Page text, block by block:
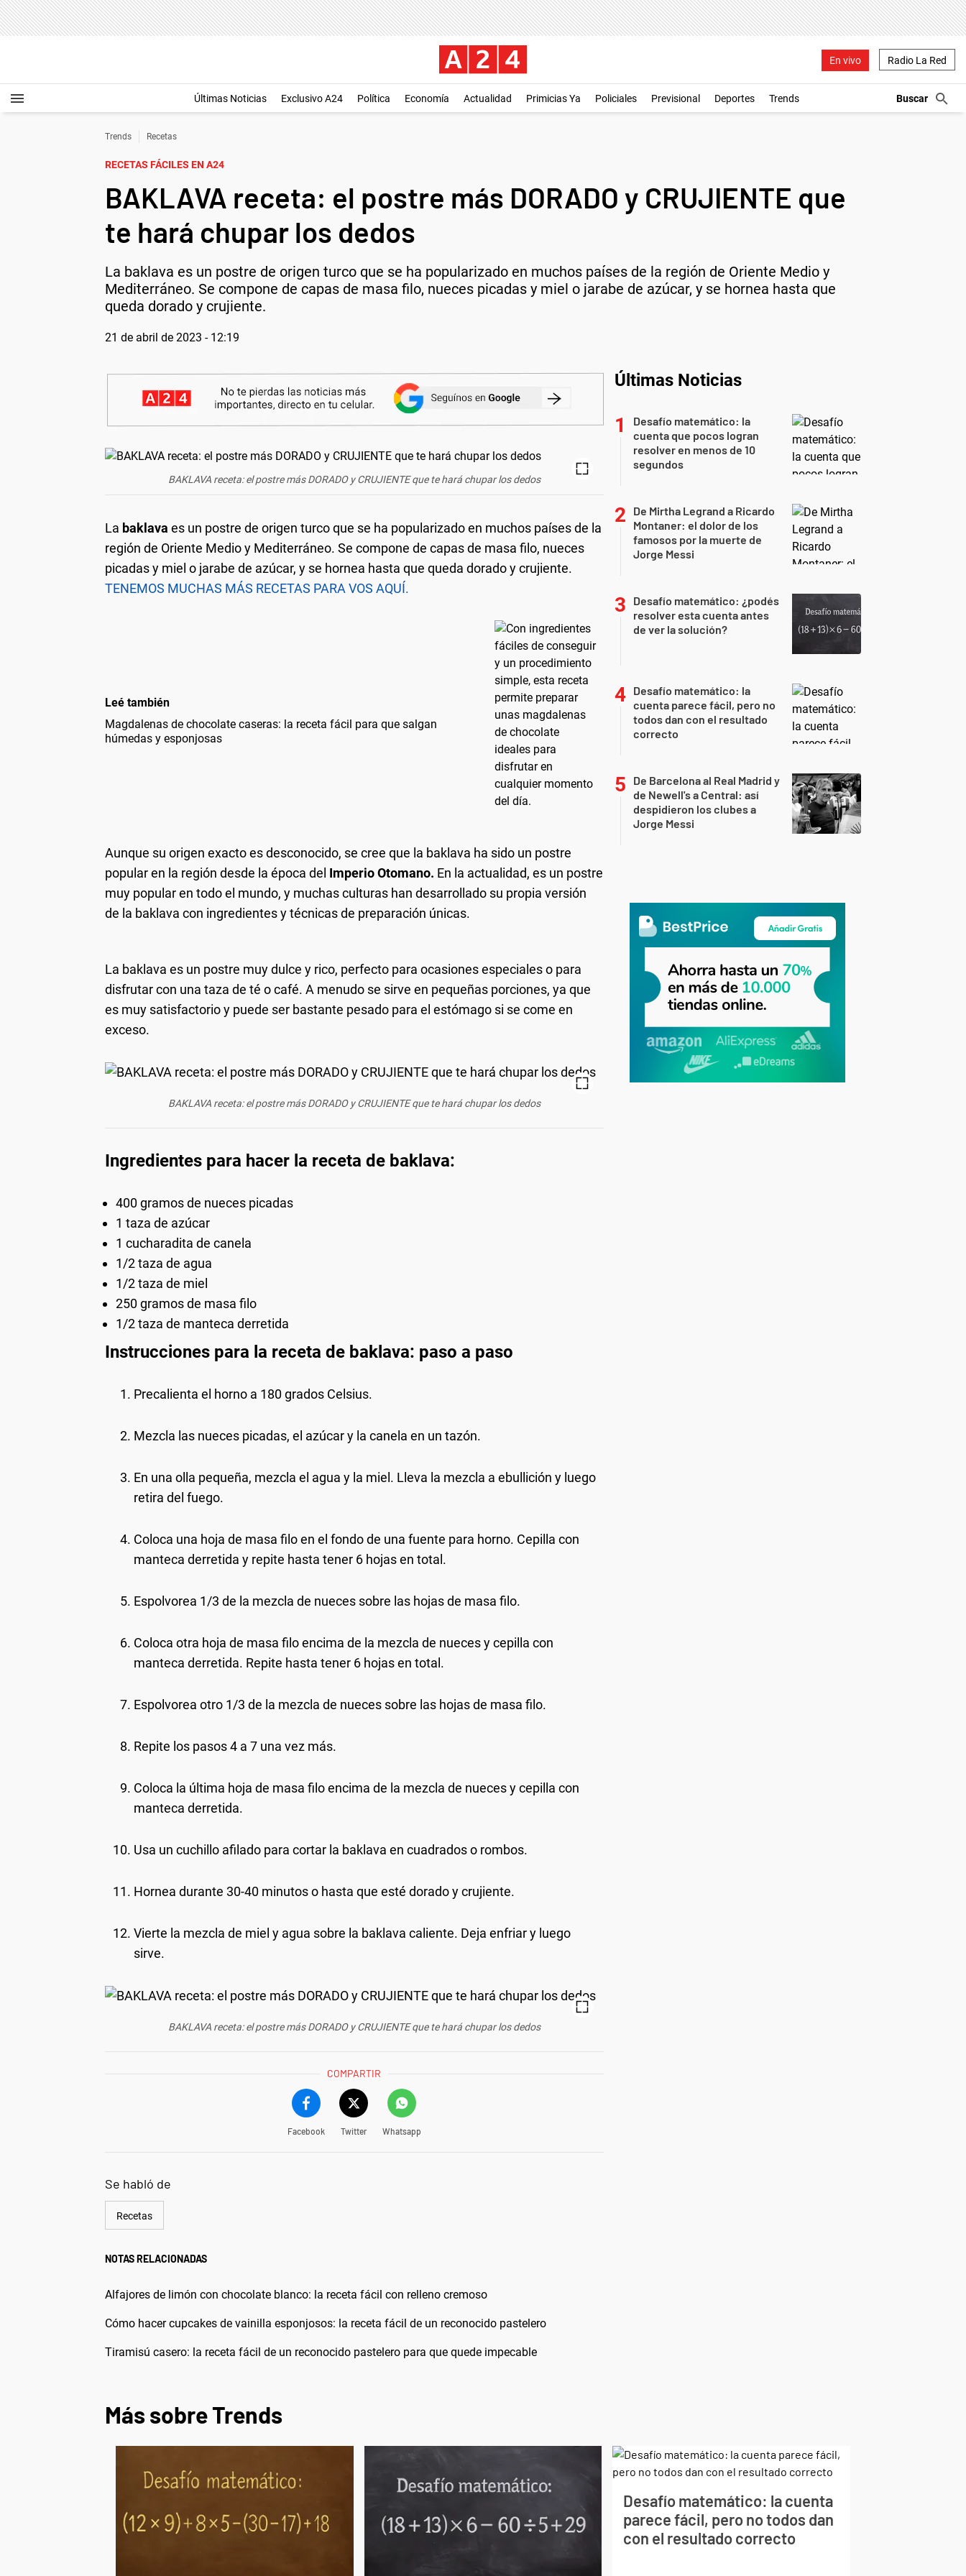
En vivo Radio La Red
Últimas Noticias Exclusivo A24 Política Economía Actualidad Primicias Ya Policiales Previsional Deportes Trends
Trends Recetas
RECETAS FÁCILES EN A24
BAKLAVA receta: el postre más DORADO y CRUJIENTE que
te hará chupar los dedos
La baklava es un postre de origen turco que se ha popularizado en muchos países de la región de Oriente Medio y
Mediterráneo. Se compone de capas de masa filo, nueces picadas y miel o jarabe de azúcar, y se hornea hasta que
queda dorado y crujiente.
21 de abril de 2023 - 12:19
BAKLAVA receta: el postre más DORADO y CRUJIENTE que te hará chupar los dedos
La baklava es un postre de origen turco que se ha popularizado en muchos países de la
región de Oriente Medio y Mediterráneo. Se compone de capas de masa filo, nueces
picadas y miel o jarabe de azúcar, y se hornea hasta que queda dorado y crujiente.
TENEMOS MUCHAS MÁS RECETAS PARA VOS AQUÍ.
Leé también
Magdalenas de chocolate caseras: la receta fácil para que salgan
húmedas y esponjosas
Aunque su origen exacto es desconocido, se cree que la baklava ha sido un postre
popular en la región desde la época del Imperio Otomano. En la actualidad, es un postre
muy popular en todo el mundo, y muchas culturas han desarrollado su propia versión
de la baklava con ingredientes y técnicas de preparación únicas.
La baklava es un postre muy dulce y rico, perfecto para ocasiones especiales o para
disfrutar con una taza de té o café. A menudo se sirve en pequeñas porciones, ya que
es muy satisfactorio y puede ser bastante pesado para el estómago si se come en
exceso.
BAKLAVA receta: el postre más DORADO y CRUJIENTE que te hará chupar los dedos
Ingredientes para hacer la receta de baklava:
400 gramos de nueces picadas
1 taza de azúcar
1 cucharadita de canela
1/2 taza de agua
1/2 taza de miel
250 gramos de masa filo
1/2 taza de manteca derretida
Instrucciones para la receta de baklava: paso a paso
Precalienta el horno a 180 grados Celsius.
Mezcla las nueces picadas, el azúcar y la canela en un tazón.
En una olla pequeña, mezcla el agua y la miel. Lleva la mezcla a ebullición y luego
retira del fuego.
Coloca una hoja de masa filo en el fondo de una fuente para horno. Cepilla con
manteca derretida y repite hasta tener 6 hojas en total.
Espolvorea 1/3 de la mezcla de nueces sobre las hojas de masa filo.
Coloca otra hoja de masa filo encima de la mezcla de nueces y cepilla con
manteca derretida. Repite hasta tener 6 hojas en total.
Espolvorea otro 1/3 de la mezcla de nueces sobre las hojas de masa filo.
Repite los pasos 4 a 7 una vez más.
Coloca la última hoja de masa filo encima de la mezcla de nueces y cepilla con
manteca derretida.
Usa un cuchillo afilado para cortar la baklava en cuadrados o rombos.
Hornea durante 30-40 minutos o hasta que esté dorado y crujiente.
Vierte la mezcla de miel y agua sobre la baklava caliente. Deja enfriar y luego
sirve.
BAKLAVA receta: el postre más DORADO y CRUJIENTE que te hará chupar los dedos
COMPARTIR
Facebook Twitter Whatsapp
Se habló de
Recetas
NOTAS RELACIONADAS
Alfajores de limón con chocolate blanco: la receta fácil con relleno cremoso
Cómo hacer cupcakes de vainilla esponjosos: la receta fácil de un reconocido pastelero
Tiramisú casero: la receta fácil de un reconocido pastelero para que quede impecable
Últimas Noticias
Desafío matemático: la
cuenta que pocos logran
resolver en menos de 10
segundos
De Mirtha Legrand a Ricardo
Montaner: el dolor de los
famosos por la muerte de
Jorge Messi
Desafío matemático: ¿podés
resolver esta cuenta antes
de ver la solución?
Desafío matemático: la
cuenta parece fácil, pero no
todos dan con el resultado
correcto
De Barcelona al Real Madrid y
de Newell's a Central: así
despidieron los clubes a
Jorge Messi
Más sobre Trends
Desafío matemático: la cuenta
parece fácil, pero no todos dan
con el resultado correcto